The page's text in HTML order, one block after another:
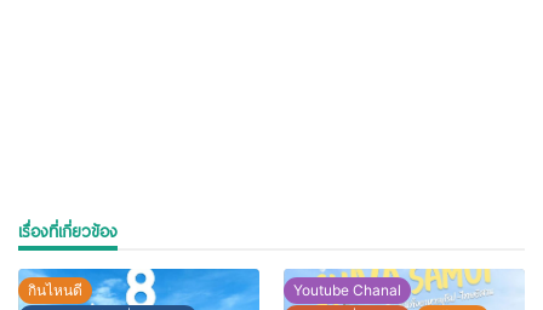
เรื่องที่เกี่ยวข้อง
กินไหนดี
Youtube Chanal